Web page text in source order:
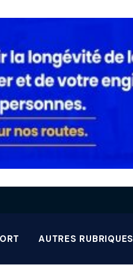
AUTRES RUBRIQUES